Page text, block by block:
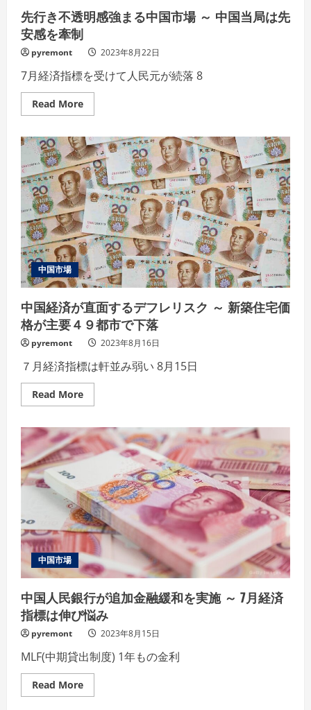
相
次
ぐ
先行き不透明感強まる中国市場 ～ 中国当局は先
安感を牽制
pyremont 2023年8月22日
7月経済指標を受けて人民元が続落 8
Read MoreRead
more
行
き
不
透
明
感
強
ま
る
中
国
市
場
～
中
国
局
は
先
安
感
牽
制
中国市場
中国経済が直面するデフレリスク ～ 新築住宅価
格が主要４９都市で下落
pyremont 2023年8月16日
７月経済指標は軒並み弱い 8月15日
Read MoreRead
more
国
経
済
が
す
る
デ
フ
レ
リ
ス
ク
～
新
住
宅
価
格
が
要
４
９
都
市
中国市場
中国人民銀行が追加金融緩和を実施 ～ 7月経済
指標は伸び悩み
pyremont 2023年8月15日
MLF(中期貸出制度) 1年もの金利
Read MoreRead
more